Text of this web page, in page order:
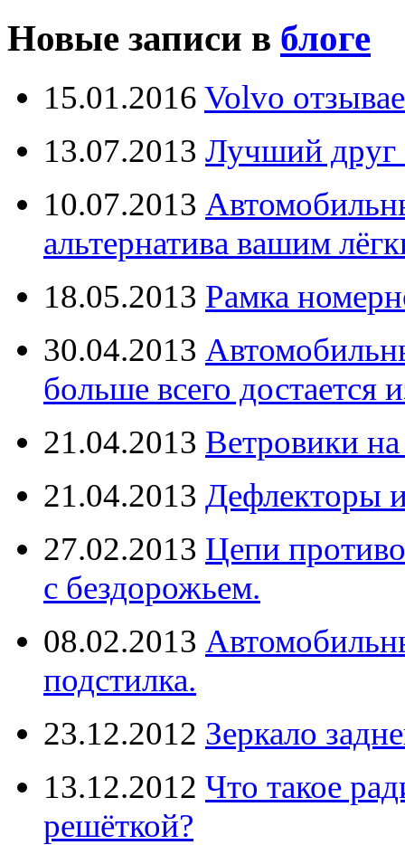
Новые записи в блоге
15.01.2016 Volvo
13.07.2013 Лучший друг
10.07.2013
альтернатива вашим
18.05.2013 Рамка
30.04.2013
больше всего достается
21.04.2013 Ветровики
21.04.2013 Дефлекторы
27.02.2013 Цепи
с бездорожьем.
08.02.2013
подстилка.
23.12.2012 Зеркало
13.12.2012 Что такое
решёткой?